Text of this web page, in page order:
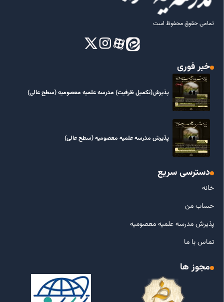
تمامی حقوق محفوظ است
خبر فوری
پذیرش(تکمیل ظرفیت) مدرسه علمیه معصومیه‌ (سطح عالی)
پذیرش مدرسه علمیه معصومیه‌ (سطح عالی)
دسترسی سریع
خانه
حساب من
پذیرش مدرسه علمیه معصومیه
تماس با ما
مجوز ها